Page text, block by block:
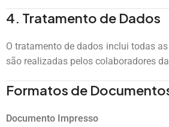
4. Tratamento de Dados
O tratamento de dados inclui todas
são realizadas pelos colaboradores
Formatos de
Documento Impresso